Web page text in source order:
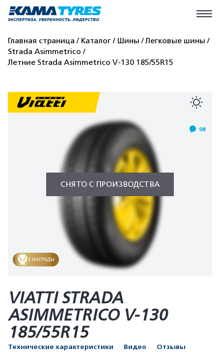
Главная страница Каталог Шины
Легковые шины
Strada Asimmetrico
Летние Strada Asimmetrico V-130 185/55R15
98
3 НАГРАДЫ
СНЯТО С ПРОИЗВОДСТВА
VIATTI STRADA
ASIMMETRICO V-130
185/55R15
Технические характеристики Видео
Отзывы